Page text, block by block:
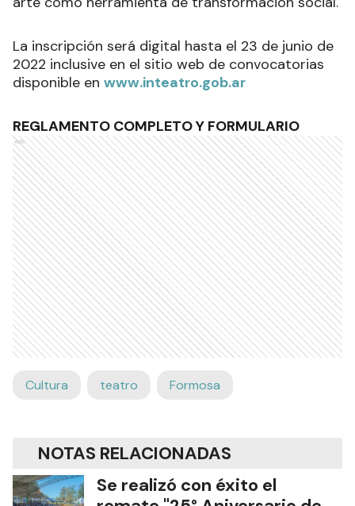
La inscripción será digital hasta el 23 de junio de
2022 inclusive en el sitio web de convocatorias
disponible en www.inteatro.gob.ar
REGLAMENTO COMPLETO Y FORMULARIO
Ads
Cultura teatro Formosa
NOTAS RELACIONADAS
Se realizó con éxito el